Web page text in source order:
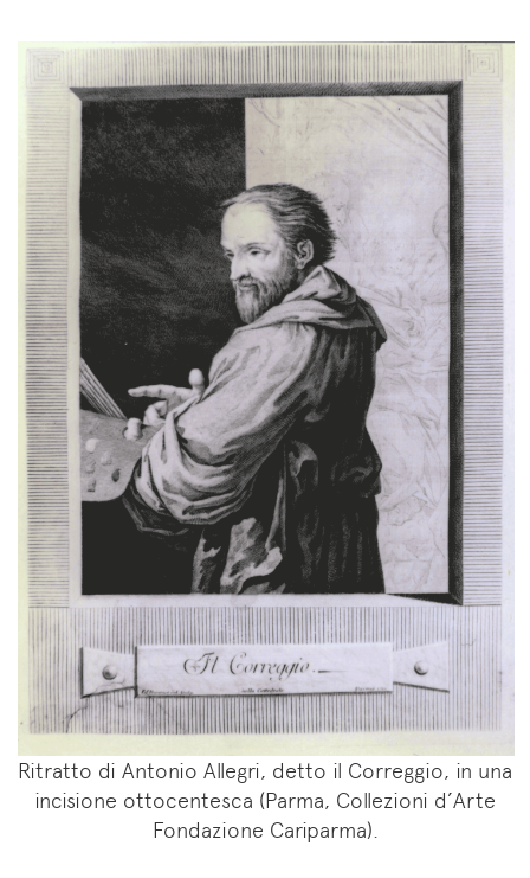
Ritratto di Antonio Allegri, detto il Correggio, in una
incisione ottocentesca (Parma, Collezioni d’Arte
Fondazione Cariparma).